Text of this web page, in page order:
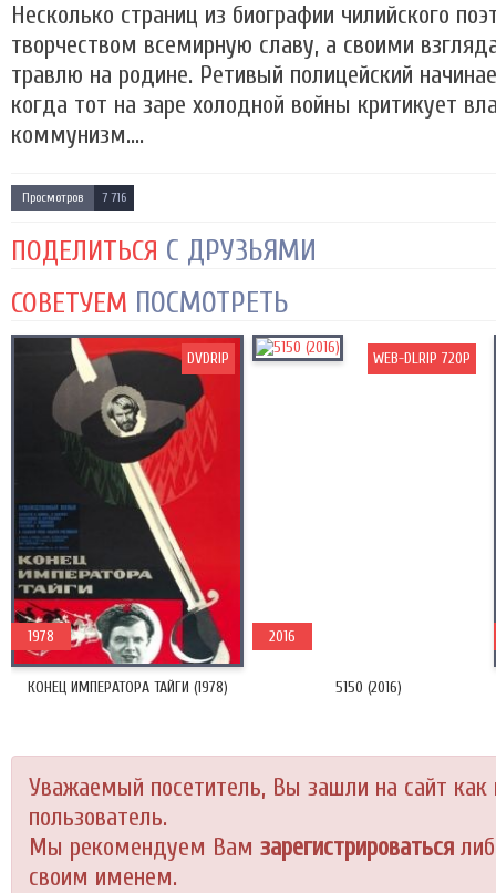
Несколько страниц из биографии чилийского
творчеством всемирную славу, а своими
травлю на родине. Ретивый полицейский
когда тот на заре холодной войны критикует
коммунизм....
Просмотров 7 716
ПОДЕЛИТЬСЯ С ДРУЗЬЯМИ
СОВЕТУЕМ ПОСМОТРЕТЬ
КОНЕЦ ИМПЕРАТОРА ТАЙГИ (1978)
1978
DVDRIP
5150 (2016)
2016
WEB-DLRIP 720P
Уважаемый посетитель, Вы зашли на сайт как
пользователь.
Мы рекомендуем Вам зарегистрироваться
своим именем.